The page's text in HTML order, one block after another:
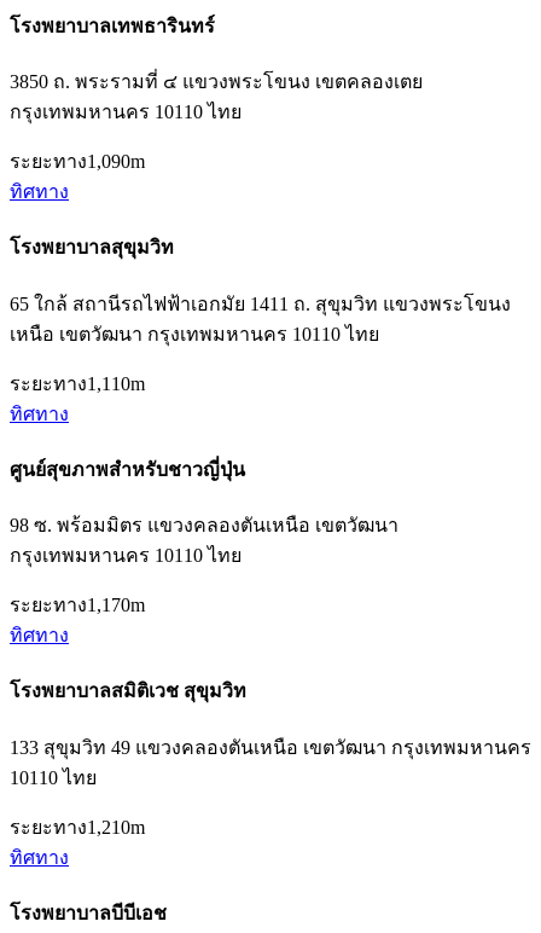
โรงพยาบาลเทพธารินทร์
3850 ถ. พระรามที่ ๔ แขวงพระโขนง เขตคลองเตย
กรุงเทพมหานคร 10110 ไทย
ระยะทาง1,090m
ทิศทาง
โรงพยาบาลสุขุมวิท
65 ใกล้ สถานีรถไฟฟ้าเอกมัย 1411 ถ. สุขุมวิท แขวงพระโขนง
เหนือ เขตวัฒนา กรุงเทพมหานคร 10110 ไทย
ระยะทาง1,110m
ทิศทาง
ศูนย์สุขภาพสำหรับชาวญี่ปุ่น
98 ซ. พร้อมมิตร แขวงคลองตันเหนือ เขตวัฒนา
กรุงเทพมหานคร 10110 ไทย
ระยะทาง1,170m
ทิศทาง
โรงพยาบาลสมิติเวช สุขุมวิท
133 สุขุมวิท 49 แขวงคลองตันเหนือ เขตวัฒนา กรุงเทพมหานคร
10110 ไทย
ระยะทาง1,210m
ทิศทาง
โรงพยาบาลบีบีเอช